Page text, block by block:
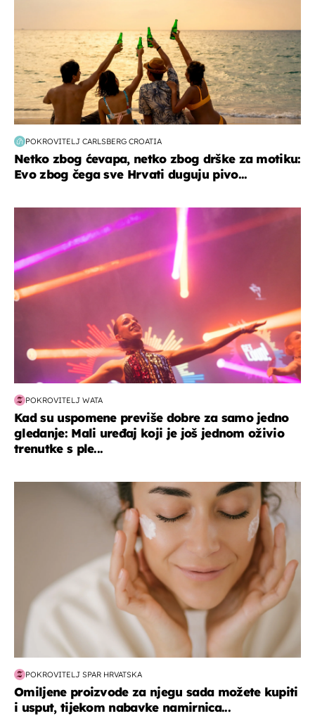
POKROVITELJ CARLSBERG CROATIA
Netko zbog ćevapa, netko zbog drške za motiku:
Evo zbog čega sve Hrvati duguju pivo...
POKROVITELJ WATA
Kad su uspomene previše dobre za samo jedno
gledanje: Mali uređaj koji je još jednom oživio
trenutke s ple...
moda & ljepota
POKROVITELJ SPAR HRVATSKA
Omiljene proizvode za njegu sada možete kupiti
i usput, tijekom nabavke namirnica...